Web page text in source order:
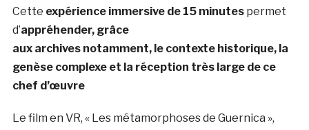
Cette expérience immersive de 15 minutespermet
d’appréhender, grâce
aux archives notamment, le contexte historique, la
genèse complexe et la réception très large de ce
chef d’œuvre
Le film en VR, « Les métamorphoses de Guernica »,